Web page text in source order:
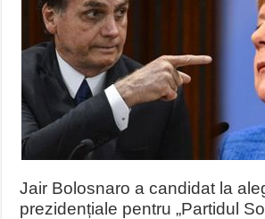
Jair Bolosnaro a candidat la
prezidențiale pentru „Partidul